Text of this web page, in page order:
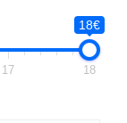
18€
17 18